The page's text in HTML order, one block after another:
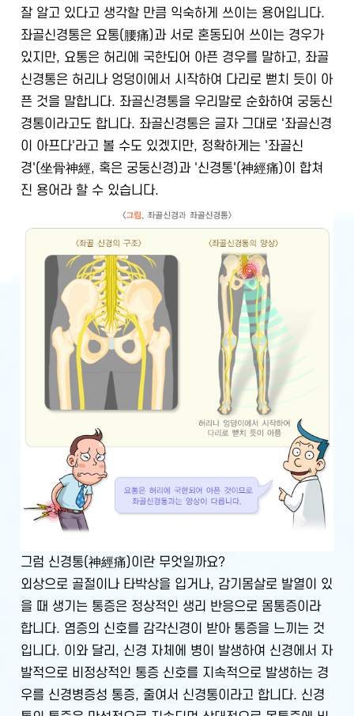
잘 알고 있다고 생각할 만큼 익숙하게 쓰이는 용어입니다.
좌골신경통은 요통(腰痛)과 서로 혼동되어 쓰이는 경우가
있지만, 요통은 허리에 국한되어 아픈 경우를 말하고, 좌골
신경통은 허리나 엉덩이에서 시작하여 다리로 뻗치 듯이 아
픈 것을 말합니다. 좌골신경통을 우리말로 순화하여 궁둥신
경통이라고도 합니다. 좌골신경통은 글자 그대로 '좌골신경
이 아프다'라고 볼 수도 있겠지만, 정확하게는 '좌골신
경'(坐骨神經, 혹은 궁둥신경)과 '신경통'(神經痛)이 합쳐
진 용어라 할 수 있습니다.
그럼 신경통(神經痛)이란 무엇일까요?
외상으로 골절이나 타박상을 입거나, 감기몸살로 발열이 있
을 때 생기는 통증은 정상적인 생리 반응으로 몸통증이라
합니다. 염증의 신호를 감각신경이 받아 통증을 느끼는 것
입니다. 이와 달리, 신경 자체에 병이 발생하여 신경에서 자
발적으로 비정상적인 통증 신호를 지속적으로 발생하는 경
우를 신경병증성 통증, 줄여서 신경통이라고 합니다. 신경